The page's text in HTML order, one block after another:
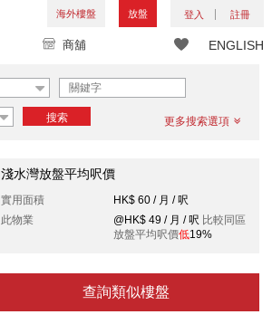
海外樓盤 放盤 登入 註冊
ENGLISH
商舖
搜索 更多搜索選項
淺水灣放盤平均呎價
實用面積
HK$ 60 / 月 / 呎
此物業
@HK$ 49 / 月 / 呎 比較同區
放盤平均呎價低19%
查詢類似樓盤